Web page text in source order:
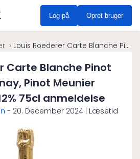
Log på Opret bruger
Louis Roederer Carte Blanche Pinot noir, Chardonnay, Pinot Meunier Champagne 12% 75cl anmeldelse
Carte Blanche Pinot
Pinot Meunier
75cl anmeldelse
- 20. December 2024 | Læsetid